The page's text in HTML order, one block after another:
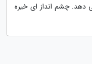
دهد. چشم انداز ای خیره